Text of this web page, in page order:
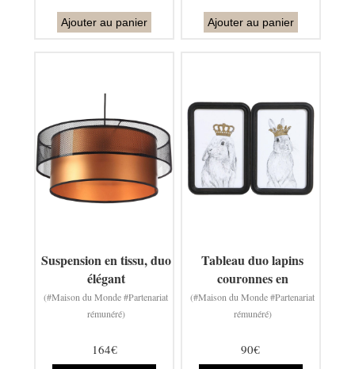
Ajouter au panier Ajouter au panier
Suspension en tissu, duo
élégant
(#Maison du Monde #Partenariat
rémunéré)
164€
Tableau duo lapins
couronnes en
(#Maison du Monde #Partenariat
rémunéré)
90€